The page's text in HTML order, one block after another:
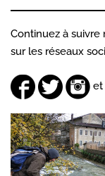
Continuez à
sur les réseaux
et